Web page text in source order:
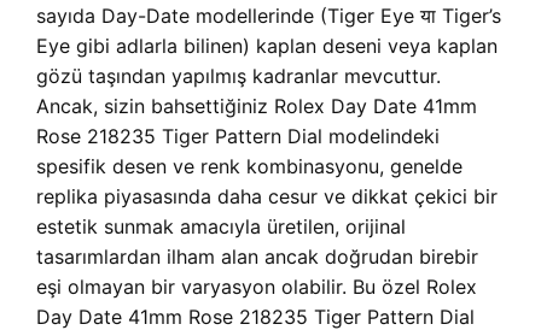
sayıda Day-Date modellerinde (Tiger Eye या Tiger’s
Eye gibi adlarla bilinen) kaplan deseni veya kaplan
gözü taşından yapılmış kadranlar mevcuttur.
Ancak, sizin bahsettiğiniz Rolex Day Date 41mm
Rose 218235 Tiger Pattern Dial modelindeki
spesifik desen ve renk kombinasyonu, genelde
replika piyasasında daha cesur ve dikkat çekici bir
estetik sunmak amacıyla üretilen, orijinal
tasarımlardan ilham alan ancak doğrudan birebir
eşi olmayan bir varyasyon olabilir. Bu özel Rolex
Day Date 41mm Rose 218235 Tiger Pattern Dial